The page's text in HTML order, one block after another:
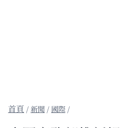
/新聞 / 國際 /